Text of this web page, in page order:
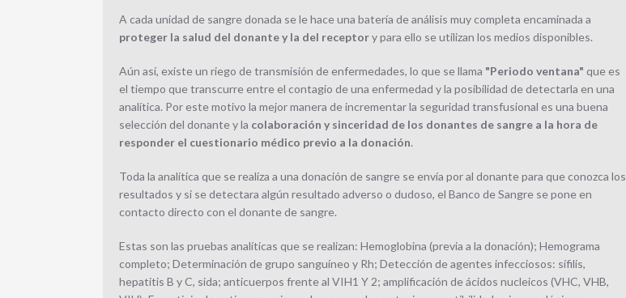
A cada unidad de sangre donada se le hace una batería de análisis muy completa encaminada a
proteger la salud del donante y la del receptory para ello se utilizan los medios disponibles.
Aún así, existe un riego de transmisión de enfermedades, lo que se llama "Periodo ventana" que es
el tiempo que transcurre entre el contagio de una enfermedad y la posibilidad de detectarla en una
analítica. Por este motivo la mejor manera de incrementar la seguridad transfusional es una buena
selección del donante y la colaboración y sinceridad de los donantes de sangre a la hora de
responder el cuestionario médico previo a la donación.
Toda la analítica que se realiza a una donación de sangre se envía por al donante para que conozca los
resultados y si se detectara algún resultado adverso o dudoso, el Banco de Sangre se pone en
contacto directo con el donante de sangre.
Estas son las pruebas analíticas que se realizan: Hemoglobina (previa a la donación); Hemograma
completo; Determinación de grupo sanguíneo y Rh; Detección de agentes infecciosos: sífilis,
hepatitis B y C, sida; anticuerpos frente al VIH1 Y 2; amplificación de ácidos nucleicos (VHC, VHB,